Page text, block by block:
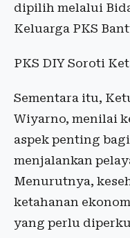
dipilih melalui
Keluarga PKS
PKS DIY Soroti
Sementara itu,
Wiyarno, menilai
aspek penting
menjalankan
Menurutnya,
ketahanan
yang perlu